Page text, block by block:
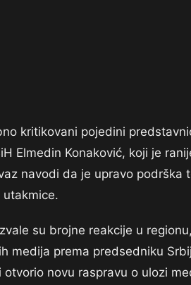
kritikovani pojedini
Elmedin Konaković, koji je
navodi da je upravo
utakmice.
su brojne reakcije u
medija prema predsedniku
otvorio novu raspravu o ulozi